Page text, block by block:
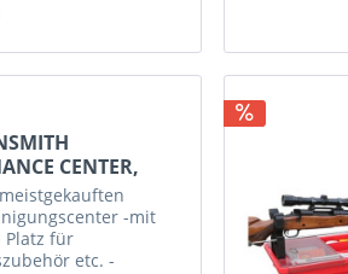
CENTER,
-mit
Platz für
etc. -